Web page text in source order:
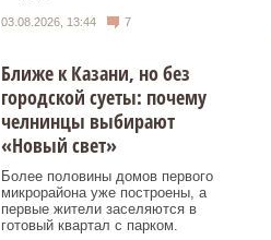
03.08.2026, 13:44 7
Ближе к Казани, но без
городской суеты: почему
челнинцы выбирают
«Новый свет»
Более половины домов первого
микрорайона уже построены, а
первые жители заселяются в
готовый квартал с парком.